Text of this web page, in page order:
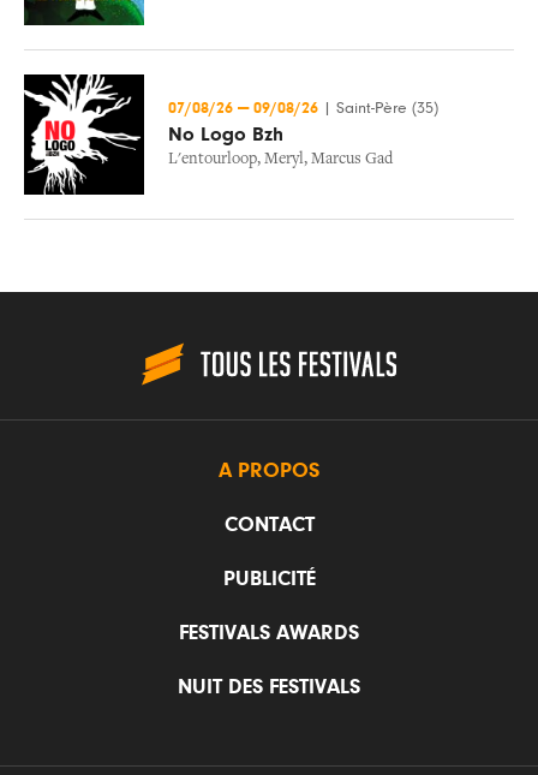
07/08/26 — 09/08/26 Saint-Père (35)
No Logo Bzh
L'entourloop, Meryl, Marcus Gad
A PROPOS
CONTACT
PUBLICITÉ
FESTIVALS AWARDS
NUIT DES FESTIVALS